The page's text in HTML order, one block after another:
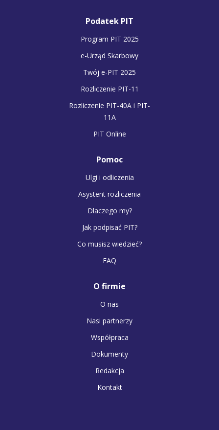
Podatek PIT
Program PIT 2025
e-Urząd Skarbowy
Twój e-PIT 2025
Rozliczenie PIT-11
Rozliczenie PIT-40A i PIT-
11A
PIT Online
Pomoc
Ulgi i odliczenia
Asystent rozliczenia
Dlaczego my?
Jak podpisać PIT?
Co musisz wiedzieć?
FAQ
O firmie
O nas
Nasi partnerzy
Współpraca
Dokumenty
Redakcja
Kontakt